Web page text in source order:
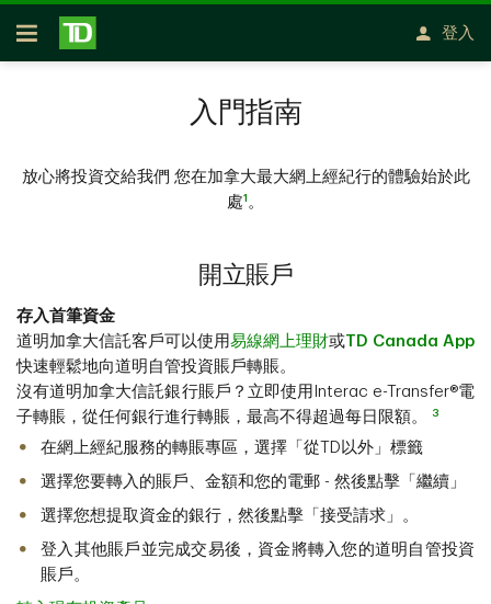
略過進入主要內容
開放式房屋貸款
登入
入門指南
放心將投資交給我們 您在加拿大最大網上經紀行的體驗始於此
處1 。
開立賬戶
存入首筆資金
道明加拿大信託客戶可以使用易線網上理財或TD Canada App
快速輕鬆地向道明自管投資賬戶轉賬。
沒有道明加拿大信託銀行賬戶？立即使用Interac e-Transfer®電
子轉賬，從任何銀行進行轉賬，最高不得超過每日限額。
3
在網上經紀服務的轉賬專區，選擇「從TD以外」標籤
選擇您要轉入的賬戶、金額和您的電郵 - 然後點擊「繼續」
選擇您想提取資金的銀行，然後點擊「接受請求」。
登入其他賬戶並完成交易後，資金將轉入您的道明自管投資
賬戶。